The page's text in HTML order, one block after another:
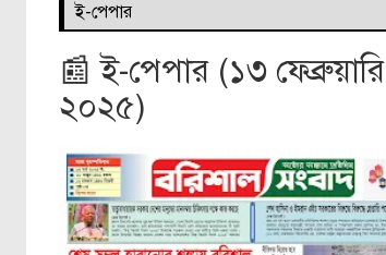
ই-পেপার
📰 ই-পেপার (১৩ ফেব্রুয়ারি
২০২৫)